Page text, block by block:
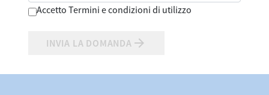
Accetto Termini e condizioni di utilizzo
INVIA LA DOMANDA arrow_forward